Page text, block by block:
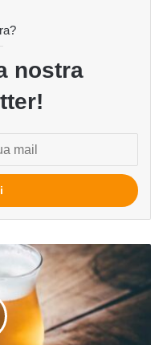
nostra